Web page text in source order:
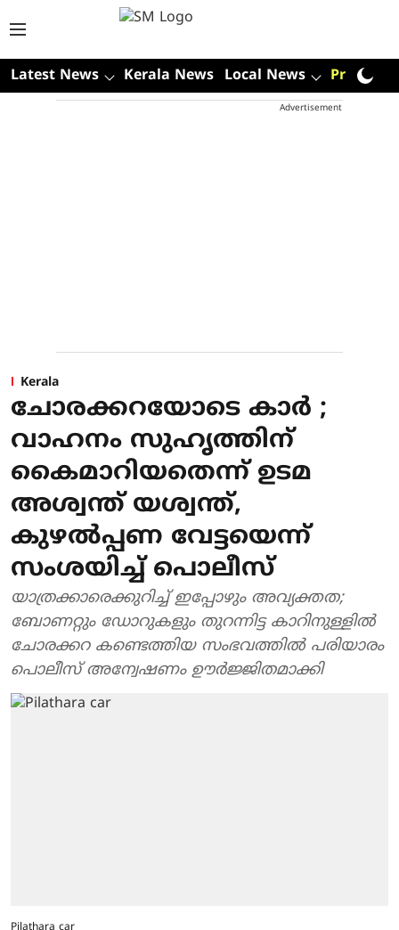
Latest News Kerala News Local News Premium
Advertisement
Kerala
ചോരക്കറയോടെ കാർ ;
വാഹനം സുഹൃത്തിന്
കൈമാറിയതെന്ന് ഉടമ
അശ്വന്ത് യശ്വന്ത്,
കുഴൽപ്പണ വേട്ടയെന്ന്
സംശയിച്ച് പൊലീസ്
യാത്രക്കാരെക്കുറിച്ച് ഇപ്പോഴും അവ്യക്തത;
ബോണറ്റും ഡോറുകളും തുറന്നിട്ട കാറിനുള്ളിൽ
ചോരക്കറ കണ്ടെത്തിയ സംഭവത്തിൽ പരിയാരം
പൊലീസ് അന്വേഷണം ഊർജ്ജിതമാക്കി
Pilathara car